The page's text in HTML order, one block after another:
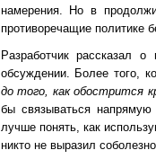
намерения. Но в
противоречащие политике
Разработчик рассказал
обсуждении. Более того,
до того, как обострится
бы связываться
лучше понять, как
никто не выразил